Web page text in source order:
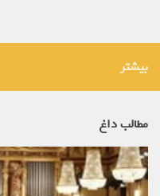
بیشتر
مطالب داغ